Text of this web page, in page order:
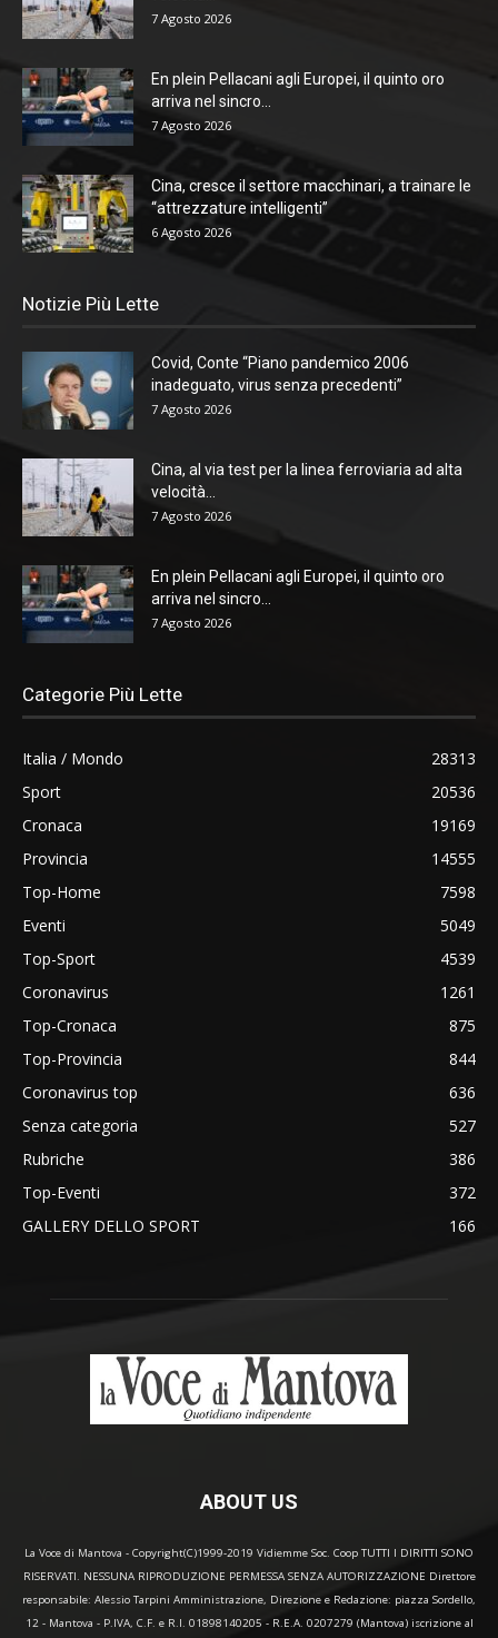
7 Agosto 2026
En plein Pellacani agli Europei, il quinto oro
arriva nel sincro...
7 Agosto 2026
Cina, cresce il settore macchinari, a trainare le
“attrezzature intelligenti”
6 Agosto 2026
Notizie Più Lette
Covid, Conte “Piano pandemico 2006
inadeguato, virus senza precedenti”
7 Agosto 2026
Cina, al via test per la linea ferroviaria ad alta
velocità...
7 Agosto 2026
En plein Pellacani agli Europei, il quinto oro
arriva nel sincro...
7 Agosto 2026
Categorie Più Lette
Italia / Mondo
28313
Sport
20536
Cronaca
19169
Provincia
14555
Top-Home
7598
Eventi
5049
Top-Sport
4539
Coronavirus
1261
Top-Cronaca
875
Top-Provincia
844
Coronavirus top
636
Senza categoria
527
Rubriche
386
Top-Eventi
372
GALLERY DELLO SPORT
166
ABOUT US
La Voce di Mantova - Copyright(C)1999-2019 Vidiemme Soc. Coop TUTTI I DIRITTI SONO
RISERVATI. NESSUNA RIPRODUZIONE PERMESSA SENZA AUTORIZZAZIONE Direttore
responsabile: Alessio Tarpini Amministrazione, Direzione e Redazione: piazza Sordello,
12 - Mantova - P.IVA, C.F. e R.I. 01898140205 - R.E.A. 0207279 (Mantova) iscrizione al